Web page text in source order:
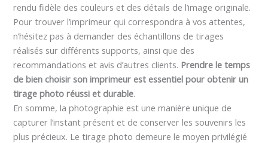
rendu fidèle des couleurs et des détails de l’image originale.
Pour trouver l’imprimeur qui correspondra à vos attentes,
n’hésitez pas à demander des échantillons de tirages
réalisés sur différents supports, ainsi que des
recommandations et avis d’autres clients. Prendre le temps
de bien choisir son imprimeur est essentiel pour obtenir un
tirage photo réussi et durable.
En somme, la photographie est une manière unique de
capturer l’instant présent et de conserver les souvenirs les
plus précieux. Le tirage photo demeure le moyen privilégié